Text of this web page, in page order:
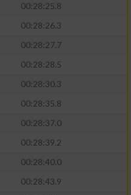
00:28:25.8
00:28:26.3
00:28:27.7
00:28:28.5
00:28:30.3
00:28:35.8
00:28:37.0
00:28:39.2
00:28:40.0
00:28:43.9